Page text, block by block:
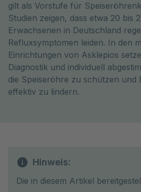
gilt als Vorstufe für
Studien zeigen, dass etwa 20 bis
Erwachsenen in Deutschland
Refluxsymptomen leiden. In den
Einrichtungen von Asklepios
Diagnostik und individuell
die Speiseröhre zu schützen und
effektiv zu lindern.
Hinweis:
Die in diesem Artikel